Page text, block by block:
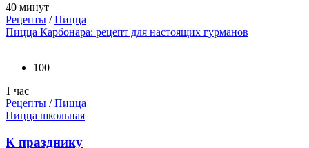
40 минут
Рецепты /Пицца
Пицца Карбонара: рецепт для настоящих гурманов
100
1 час
Рецепты /Пицца
Пицца школьная
К празднику